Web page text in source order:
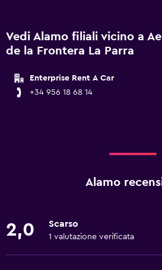
Vedi Alamo filiali vicino a
de la Frontera La Parra
Enterprise Rent A Car
+34 956 18 68 14
Alamo
2,0 Scarso
1 valutazione verificata